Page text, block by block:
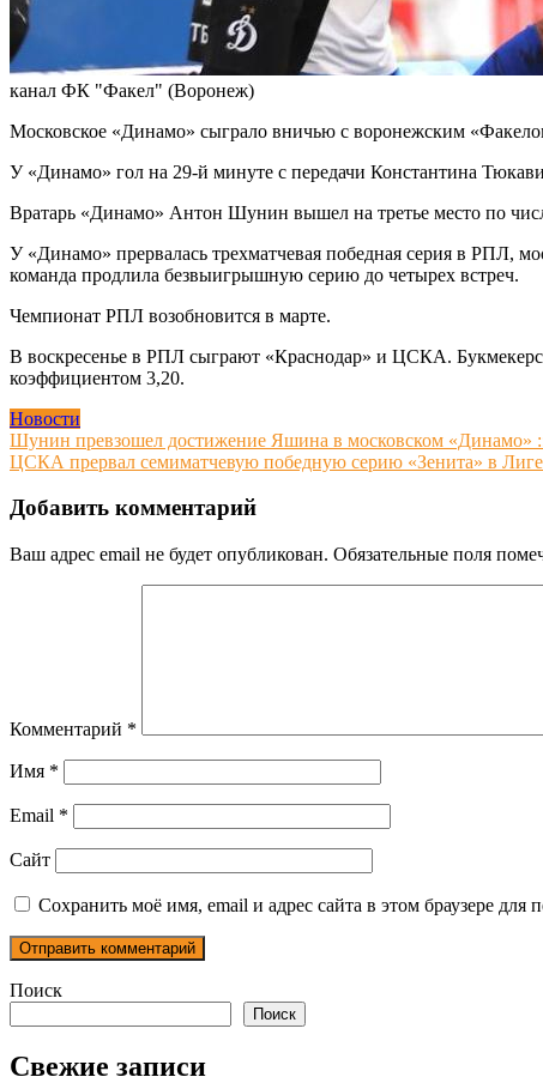
канал ФК "Факел" (Воронеж)
Московское «Динамо» сыграло вничью с воронежским
У «Динамо» гол на 29-й минуте с передачи Константина
Вратарь «Динамо» Антон Шунин вышел на третье место по
У «Динамо» прервалась трехматчевая победная серия в РПЛ,
команда продлила безвыигрышную серию до четырех встреч.
Чемпионат РПЛ возобновится в марте.
В воскресенье в РПЛ сыграют «Краснодар» и ЦСКА.
коэффициентом 3,20.
Новости
Навигация
по
записям
Шунин превзошел достижение Яшина в московском «Динамо»
ЦСКА прервал семиматчевую победную серию «Зенита» в
Добавить комментарий
Ваш адрес email не будет опубликован. Обязательные поля
Комментарий *
Имя *
Email *
Сайт
Сохранить моё имя, email и адрес сайта в этом браузере
Поиск
Поиск
Свежие записи